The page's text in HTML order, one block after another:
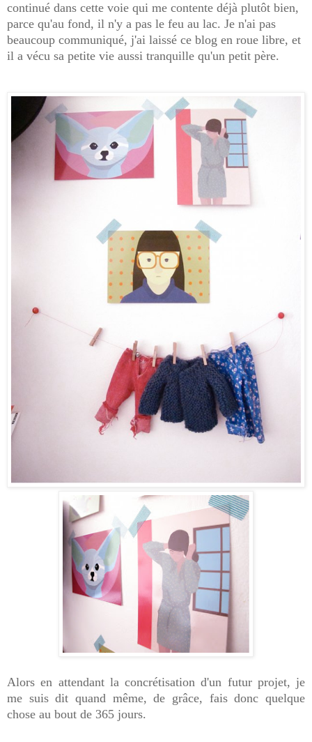
continué dans cette voie qui me contente déjà plutôt bien,
parce qu'au fond, il n'y a pas le feu au lac. Je n'ai pas
beaucoup communiqué, j'ai laissé ce blog en roue libre, et
il a vécu sa petite vie aussi tranquille qu'un petit père.
Alors en attendant la concrétisation d'un futur projet, je
me suis dit quand même, de grâce, fais donc quelque
chose au bout de 365 jours.